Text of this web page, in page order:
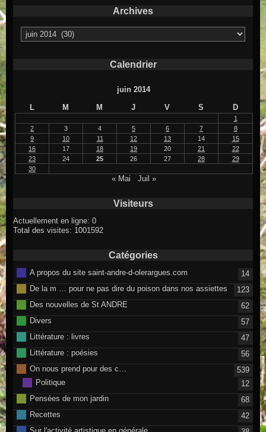
Archives
Archives
Calendrier
juin 2014
L
M M J V S D
1
2
3 4 5 6 7
8
9
10 11 12 13 14
15
16
17 18 19 20 21
22
23
24 25 26 27 28
29
30
« Mai Juil »
Visiteurs
Actuellement en ligne: 0
Total des visites: 1001592
Catégories
A propos du site saint-andre-d-olerargues.com
14
De la m … pour ne pas dire du poison dans nos assiettes
123
Des nouvelles de St ANDRE
62
Divers
57
Littérature : livres
47
Littérature : poésies
56
On nous prend pour des c…
539
Politique
12
Pensées de mon jardin
68
Recettes
42